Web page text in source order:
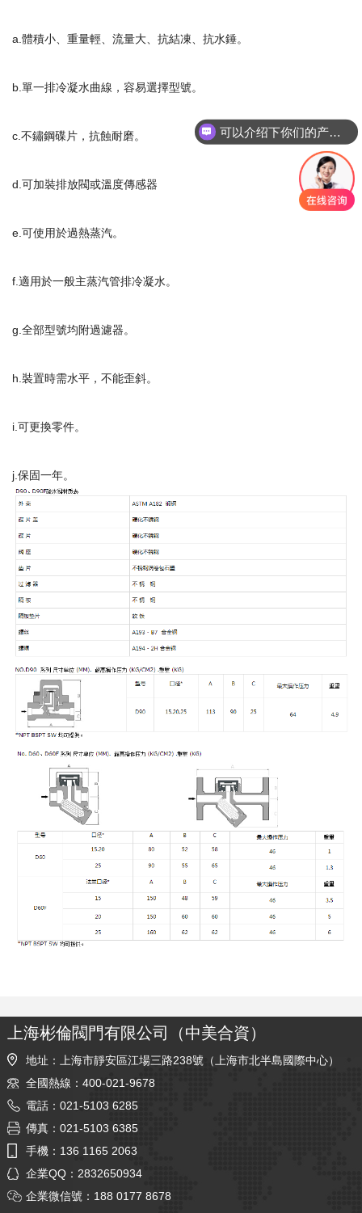
a.體積小、重量輕、流量大、抗結凍、抗水錘。
b.單一排冷凝水曲線，容易選擇型號。
c.不鏽鋼碟片，抗蝕耐磨。
d.可加裝排放閥或溫度傳感器
e.可使用於過熱蒸汽。
f.適用於一般主蒸汽管排冷凝水。
g.全部型號均附過濾器。
h.裝置時需水平，不能歪斜。
i.可更換零件。
j.保固一年。
上海彬倫閥門有限公司（中美合資）
地址：上海市靜安區江場三路238號（上海市北半島國際中心）
全國熱線：400-021-9678
電話：021-5103 6285
傳真：021-5103 6385
手機：136 1165 2063
企業QQ：2832650934
企業微信號：188 0177 8678
可以介绍下你们的产品么